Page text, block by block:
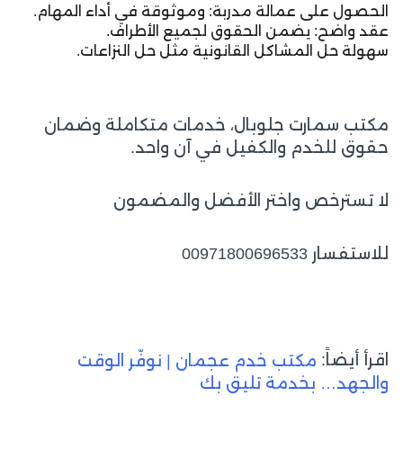
الحصول على عمالة مدربة: وموثوقة في أداء المهام.
عقد واضح: يضمن الحقوق لجميع الأطراف.
سهولة حل المشاكل القانونية مثل حل النزاعات.
مكتب سمارت جلوبال، خدمات متكاملة وضمان
حقوق للخدم والكفيل في آن واحد.
لا تسترخص واختر الأفضل والمضمون
للاستفسار 00971800696533
اقرأ أيضاً: مكتب خدم عجمان | نوفّر الوقت
والجهد… بخدمة تليق بك